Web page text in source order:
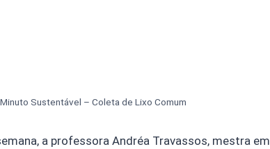
Minuto Sustentável – Coleta de Lixo Comum
a professora Andréa Travassos, mestra em